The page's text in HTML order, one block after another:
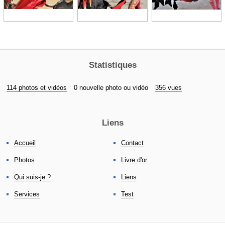
Statistiques
114 photos et vidéos 0 nouvelle photo ou vidéo 356 vues
Liens
Accueil
Photos
Qui suis-je ?
Services
Contact
Livre d'or
Liens
Test